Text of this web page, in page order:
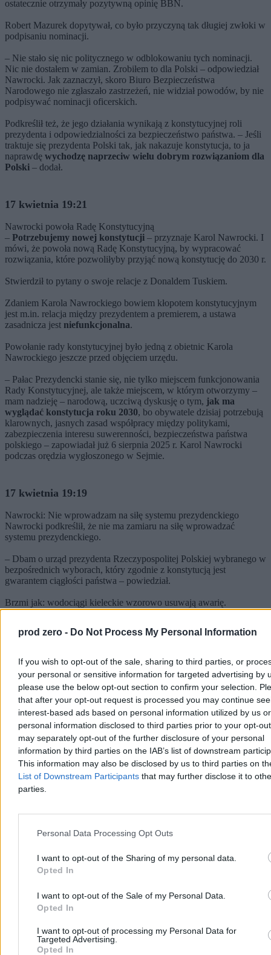
prod zero - Do Not Process My Personal Information
If you wish to opt-out of the sale, sharing to third parties, or
your personal or sensitive information for targeted advertising by
please use the below opt-out section to confirm your selection.
that after your opt-out request is processed you may continue
interest-based ads based on personal information utilized by us or
personal information disclosed to third parties prior to your opt-
may separately opt-out of the further disclosure of your personal
information by third parties on the IAB’s list of downstream
This information may also be disclosed by us to third parties on
List of Downstream Participants that may further disclose it to
parties.
Personal Data Processing Opt Outs
I want to opt-out of the Sharing of my personal data.
Opted In
I want to opt-out of the Sale of my Personal Data.
Opted In
I want to opt-out of processing my Personal Data for
Targeted Advertising.
Opted In
ostatecznie otrzymały pozytywną opinię BBN.
Robert Mazurek dopytywał, co było przyczyną tak długiej zwłoki w
podpisaniu nominacji.
– Nie stało się nic politycznego w odblokowaniu tych nominacji.
Nic nie dostałem w zamian. Zrobiłem to dla Polski – odpowiedział
Nawrocki. Jak zaznaczył, skoro Biuro Bezpieczeństwa
Narodowego nie zgłaszało zastrzeżeń, nie widział powodów, by nie
podpisywać nominacji oficerskich.
Podkreślił też, że jego działania wynikają z konstytucyjnej roli
prezydenta i odpowiedzialności za bezpieczeństwo państwa. – Jeśli
traktuje się prezydenta Polski tak, jak nakazuje konstytucja, to ja
naprawdę wychodzę naprzeciw wielu dobrym rozwiązaniom dla
Polski – dodał.
17 kwietnia 19:21
Nawrocki powoła Radę Konstytucyjną
– Potrzebujemy nowej konstytucji – przyznaje Karol Nawrocki. I
mówi, że powoła nową Radę Konstytucyjną, by wypracować
rozwiązania, które pozwoliłyby przyjąć nową konstytucję do 2030 r.
Stwierdził to pytany o swoje relacje z Donaldem Tuskiem.
Zdaniem Karola Nawrockiego bowiem kłopotem konstytucyjnym
jest m.in. relacja między prezydentem a premierem, a ustawa
zasadnicza jest niefunkcjonalna.
Powołanie rady konstytucyjnej było jedną z obietnic Karola
Nawrockiego jeszcze przed objęciem urzędu.
– Pałac Prezydencki stanie się, nie tylko miejscem funkcjonowania
Rady Konstytucyjnej, ale także miejscem, w którym otworzymy –
mam nadzieję – narodową, uczciwą dyskusję o tym, jak ma
wyglądać konstytucja roku 2030, bo obywatele dzisiaj potrzebują
klarownych, jasnych zasad współpracy między politykami,
zabezpieczenia interesu suwerenności, bezpieczeństwa państwa
polskiego – zapowiadał już 6 sierpnia 2025 r. Karol Nawrocki
podczas orędzia wygłoszonego w Sejmie.
17 kwietnia 19:19
Nawrocki: Nie wprowadzam na siłę systemu prezydenckiego
Nawrocki podkreślił, że nie ma zamiaru na siłę wprowadzać
systemu prezydenckiego.
– Dbam o urząd prezydenta Rzeczypospolitej Polskiej wybranego w
bezpośrednich wyborach, który zgodnie z konstytucją jest
gwarantem ciągłości państwa – powiedział.
Brzmi jak: wodociągi kieleckie wzorowo usuwają awarię.
Niebezpieczna decyzja o SAFE
Karol Nawrockinie żałuje decyzji(swoją drogą na razie nie
wiadomo, czy żałuje jakiejkolwiek!)
o zawetowaniu ustawy o
SAFE. Przekonuje, że decyzja była poprzedzona dogłębną analizą.
A cały mechanizm SAFE, bez ustawowych zabezpieczeń, których
koalicja rządząca nie chciała wprowadzić, byłbykorupcjogenny.
Zdaniem Krzysztofa Stanowskiego prezydent, przy okazji tej
decyzji, być może po raz pierwszyprzestrzelił politycznie.
Zgodnie z badaniem SW Research na zlecenie Zero.pl decyzję o
wecie ws. SAFE popiera łącznie 36,3 proc. badanych Polaków – w
„raczej pozytywnie”. Negatywną ocenę wystawia 43,4 proc.
negatywne”. Co piąty badany – 20,4 proc. – nie ma zdania w tej
Kraj